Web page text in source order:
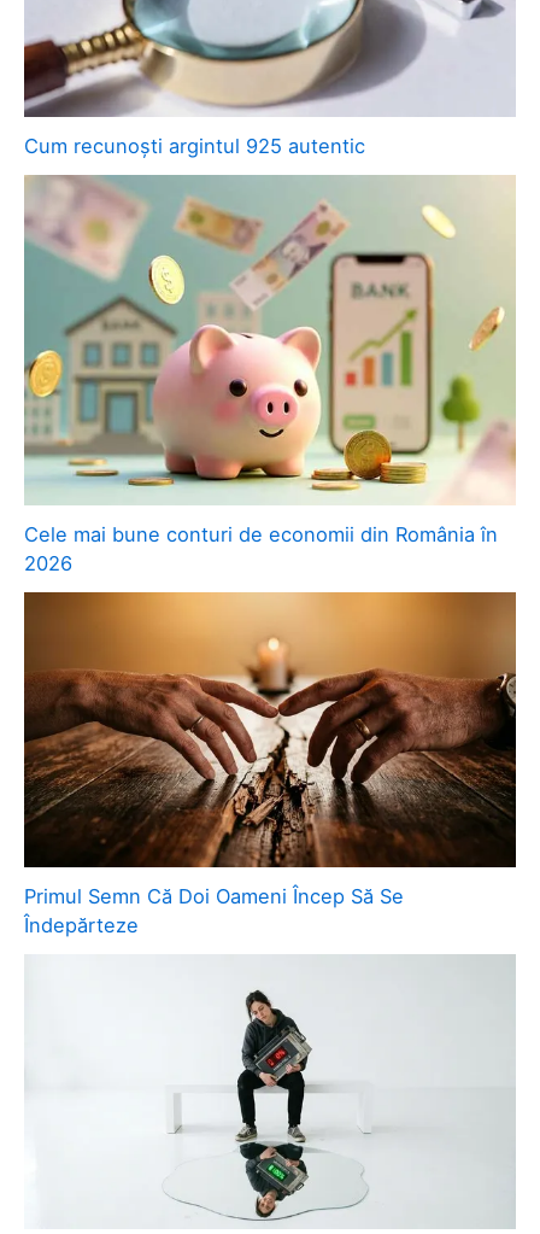
Cum recunoști argintul 925 autentic
Cele mai bune conturi de economii din România în
2026
Primul Semn Că Doi Oameni Încep Să Se
Îndepărteze